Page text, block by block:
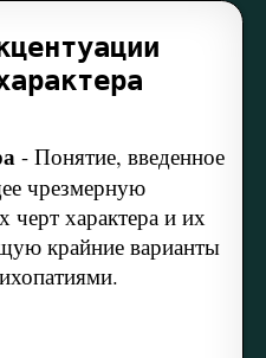
- Понятие, введенное
чрезмерную
черт характера и их
крайние варианты